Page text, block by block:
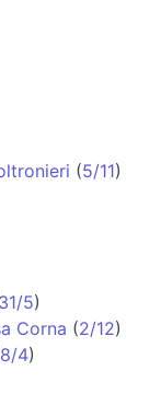
(5/11)
31/5)
Corna (2/12)
8/4)